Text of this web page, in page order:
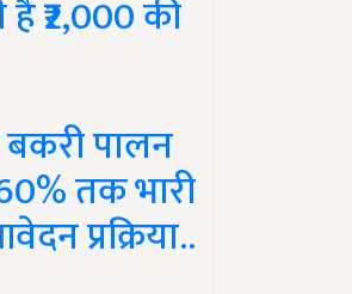
₹2,000 की
पालन
तक भारी
प्रक्रिया..